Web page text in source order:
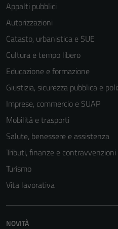
Appalti pubblici
Autorizzazioni
Catasto, urbanistica e SUE
Cultura e tempo libero
Educazione e formazione
Giustizia, sicurezza pubblica e
Imprese, commercio e SUAP
Mobilità e trasporti
Salute, benessere e assistenza
Tributi, finanze e contravvenzioni
Turismo
Vita lavorativa
NOVITÀ